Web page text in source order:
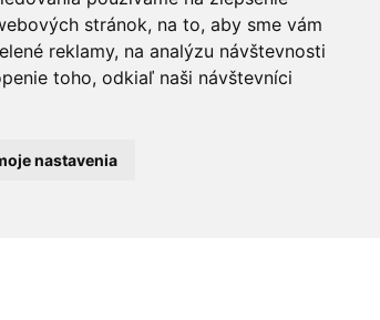
stránok, na to, aby sme vám
reklamy, na analýzu návštevnosti
toho, odkiaľ naši návštevníci
nastavenia